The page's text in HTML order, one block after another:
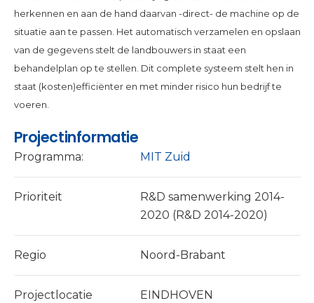
herkennen en aan de hand daarvan -direct- de machine op de
situatie aan te passen. Het automatisch verzamelen en opslaan
van de gegevens stelt de landbouwers in staat een
behandelplan op te stellen. Dit complete systeem stelt hen in
staat (kosten)efficiënter en met minder risico hun bedrijf te
voeren.
Projectinformatie
Programma: MIT Zuid
Prioriteit
R&D samenwerking 2014-
2020 (R&D 2014-2020)
Regio Noord-Brabant
Projectlocatie EINDHOVEN